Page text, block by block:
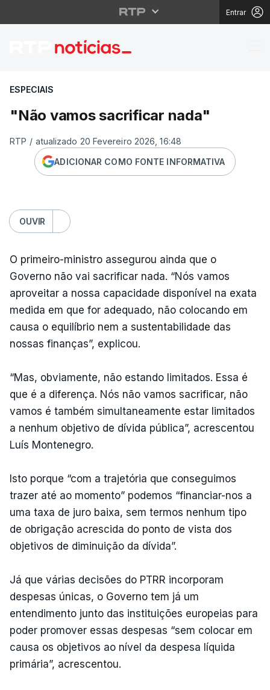
Entrar
"Não vamos
ESPECIAIS
"Não vamos sacrificar nada"
RTP / atualizado 20 Fevereiro 2026, 16:48
ADICIONAR COMO FONTE INFORMATIVA
OUVIR
O primeiro-ministro assegurou ainda que o
Governo não vai sacrificar nada. “Nós vamos
aproveitar a nossa capacidade disponível na exata
medida em que for adequado, não colocando em
causa o equilíbrio nem a sustentabilidade das
nossas finanças”, explicou.
“Mas, obviamente, não estando limitados. Essa é
que é a diferença. Nós não vamos sacrificar, não
vamos é também simultaneamente estar limitados
a nenhum objetivo de dívida pública”, acrescentou
Luís Montenegro.
Isto porque “com a trajetória que conseguimos
trazer até ao momento” podemos “financiar-nos a
uma taxa de juro baixa, sem termos nenhum tipo
de obrigação acrescida do ponto de vista dos
objetivos de diminuição da dívida”.
Já que várias decisões do PTRR incorporam
despesas únicas, o Governo tem já um
entendimento junto das instituições europeias para
poder promover essas despesas “sem colocar em
causa os objetivos ao nível da despesa líquida
primária”, acrescentou.